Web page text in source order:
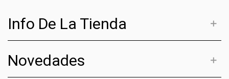
Info De La Tienda
Novedades